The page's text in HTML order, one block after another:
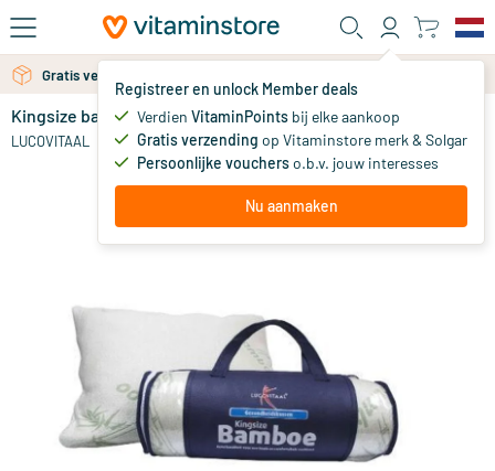
Ga naar de hoofdinhoud
Registreer en unlock Member deals
Verdien VitaminPoints bij elke aankoop
Gratis verzending op Vitaminstore merk & Solgar
Persoonlijke voucherso.b.v. jouw interesses
Nu aanmaken
Gratis verzending vanaf 25 euro
Kingsize bamboe kussen
LUCOVITAAL 39.